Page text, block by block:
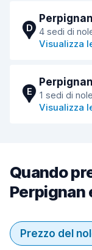
D 4 sedi di
Visualizza
E
1 sedi di
Visualizza
Quando
Perpignan
Prezzo del